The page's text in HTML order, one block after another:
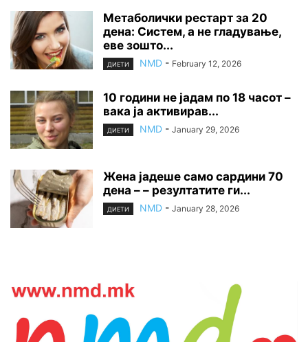
Метаболички рестарт за 20
дена: Систем, а не гладување,
еве зошто...
ДИЕТИ NMD - February 12, 2026
10 години не јадам по 18 часот –
вака ја активирав...
ДИЕТИ NMD - January 29, 2026
Жена јадеше само сардини 70
дена – – резултатите ги...
ДИЕТИ NMD - January 28, 2026